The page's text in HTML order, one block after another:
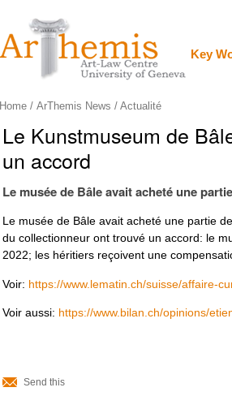
content.
Key
Home /ArThemis News / Actualité
Le Kunstmuseum de
un accord
Le musée de Bâle avait acheté une
Le musée de Bâle avait acheté une partie
du collectionneur ont trouvé un accord: le
2022; les héritiers reçoivent une
Voir: https://www.lematin.ch/suisse/affaire-
Voir aussi: https://www.bilan.ch/opinions/
ActionsSend this